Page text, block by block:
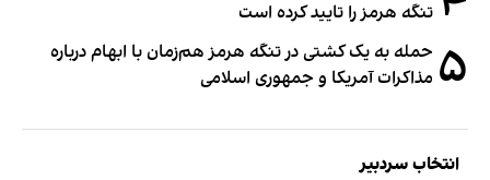
تنگه هرمز را تایید کرده است
۵ حمله به یک کشتی در تنگه هرمز هم‌زمان با ابهام درباره
مذاکرات آمریکا و جمهوری اسلامی
انتخاب سردبیر